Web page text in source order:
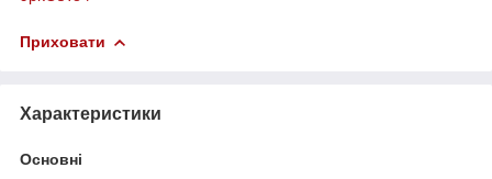
Приховати
Характеристики
Основні